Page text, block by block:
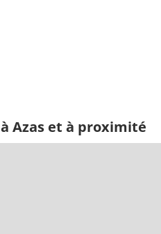
Azas et à proximité